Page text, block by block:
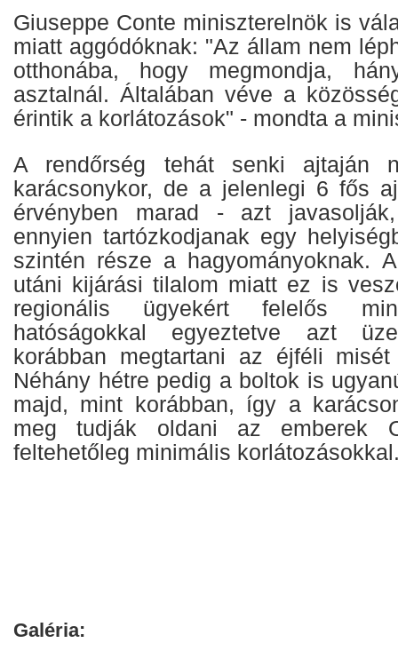
Giuseppe Conte miniszterelnök is
miatt aggódóknak: "Az állam nem
otthonába, hogy megmondja,
asztalnál. Általában véve a
érintik a korlátozások" - mondta a
A rendőrség tehát senki ajtaján
karácsonykor, de a jelenlegi 6 fős
érvényben marad - azt
ennyien tartózkodjanak egy
szintén része a hagyományoknak.
utáni kijárási tilalom miatt ez is
regionális ügyekért felelős
hatóságokkal egyeztetve azt
korábban megtartani az éjféli
Néhány hétre pedig a boltok is
majd, mint korábban, így a
meg tudják oldani az emberek
feltehetőleg minimális
Galéria: